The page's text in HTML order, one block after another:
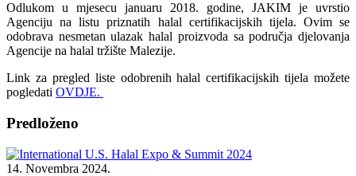
Odlukom u mjesecu januaru 2018. godine, JAKIM je uvrstio
Agenciju na listu priznatih halal certifikacijskih tijela. Ovim se
odobrava nesmetan ulazak halal proizvoda sa područja djelovanja
Agencije na halal tržište Malezije.
Link za pregled liste odobrenih halal certifikacijskih tijela možete
pogledati OVDJE.
Predloženo
14. Novembra 2024.